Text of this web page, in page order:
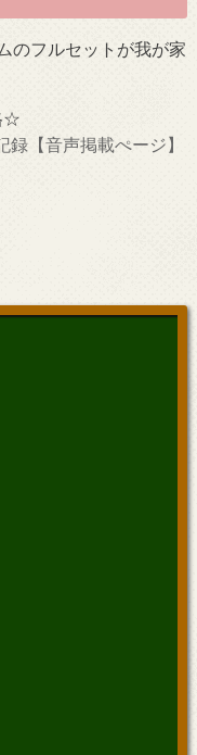
のフルセットが我が家
☆
【音声掲載ぺージ】